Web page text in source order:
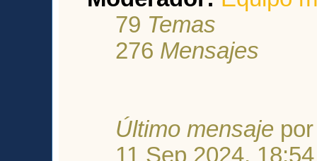
79 Temas
276 Mensajes
Último mensaje
11 Sep 2024, 18:54